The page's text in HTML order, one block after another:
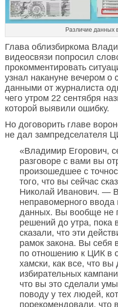
Различие данных
Глава облизбиркома
видеосвязи попросил
прокомментировать
узнал накануне вечером о
данными от журналиста
чего утром 22 сентября
которой выявили ошибку.
Но договорить главе
не дал зампредселателя
«Владимир Егорович,
разговоре с вами вы
произошедшее с
того, что вы сейчас
Николай Иванович. —
неправомерного ввода
данных. Вы вообще не
решений до утра, пока
сказали, что эти
рамок закона. Вы себя
по отношению к ЦИК в
хамски, как все, что
избирательных
что вы это сделали
поводу у тех людей,
порекомендовали, что